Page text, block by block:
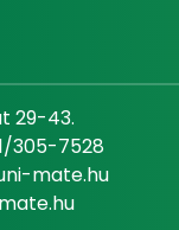
29-43.
305-7528
mate.hu